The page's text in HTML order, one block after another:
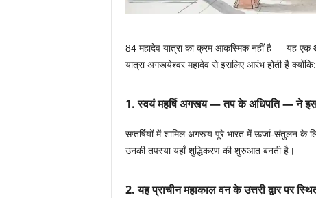
84 महादेव यात्रा का क्रम आकस्मिक नहीं है — यह एक
यात्रा अगस्त्येश्वर महादेव से इसलिए आरंभ होती है क्योंकि:
1. स्वयं महर्षि अगस्त्य — तप के अधिपति — ने
सप्तर्षियों में शामिल अगस्त्य पूरे भारत में ऊर्जा-संतुलन के
उनकी तपस्या यहाँ शुद्धिकरण की शुरुआत बनती है।
2. यह प्राचीन महाकाल वन के उत्तरी द्वार पर